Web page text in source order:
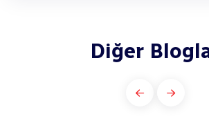
Diğer